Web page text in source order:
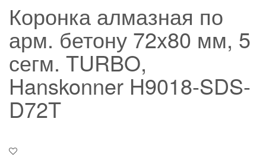
Коронка алмазная по
арм. бетону 72x80 мм, 5
сегм. TURBO,
Hanskonner H9018-SDS-
D72T